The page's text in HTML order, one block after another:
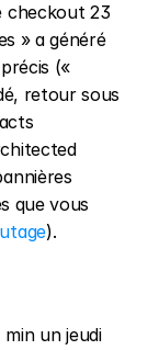
checkout 23
» a généré
(«
retour sous
que vous
).
un jeudi